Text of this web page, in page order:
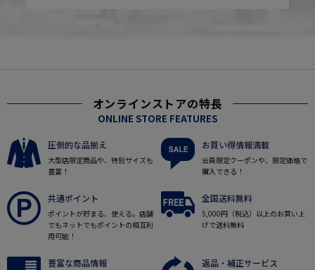
オンラインストアの特長
ONLINE STORE FEATURES
圧倒的な品揃え
大型店限定商品や、特別サイズも
豊富！
お買い得情報満載
会員限定クーポンや、限定価格で
購入できる！
共通ポイント
ポイントが貯まる、使える。店舗
でもネットでもポイントの相互利
用可能！
全国送料無料
5,000円（税込）以上のお買い上
げで送料無料
豊富な商品情報 返品・補正サービス